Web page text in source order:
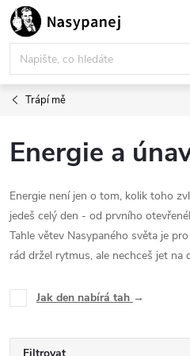
Přejít
na
obsah
Trápí mě
Energie a
Energie není jen o tom, kolik toho
jedeš celý den - od prvního
Tahle větev Nasypaného světa je
rád držel rytmus, ale nechceš jet na
Jak den nabírá tah →